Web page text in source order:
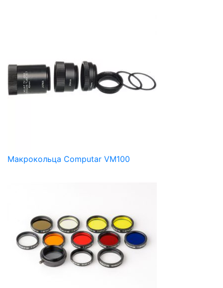
Макрокольца Computar VM100